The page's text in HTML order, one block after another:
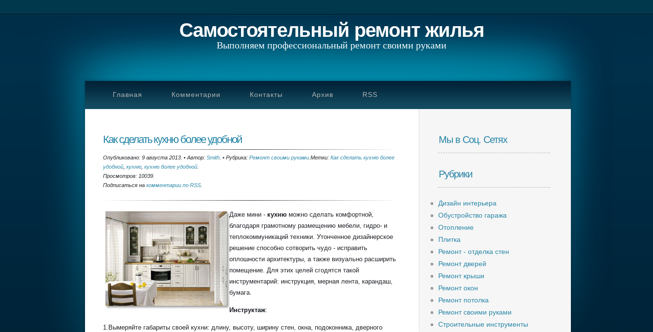
Самостоятельный ремонт жилья
Выполняем профессиональный ремонт своими руками
Главная Комментарии Контакты Архив RSS
Как сделать кухню более удобной
Опубликовано: 9 августа 2013. • Автор: Smith • Рубрика: Ремонт своими руками Метки: Как сделать кухню более
удобной кухню кухню более удобной
Просмотров: 10039.
Подписаться на комментарии по RSS
Даже мини - кухню можно сделать комфортной,
благодаря грамотному размещению мебели, гидро- и
теплокоммуникаций техники. Утонченное дизайнерское
решение способно сотворить чудо - исправить
оплошности архитектуры, а также визуально расширить
помещение. Для этих целей сгодятся такой
инструментарий: инструкция, мерная лента, карандаш,
бумага.
Инструктаж:
1.Вымеряйте габариты своей кухни: длину, высоту, ширину стен, окна, подоконника, дверного
Мы в Соц. Сетях
Рубрики
Дизайн интерьера
Обустройство гаража
Отопление
Плитка
Ремонт - отделка стен
Ремонт дверей
Ремонт крыши
Ремонт окон
Ремонт потолка
Ремонт своими руками
Строительные инструменты